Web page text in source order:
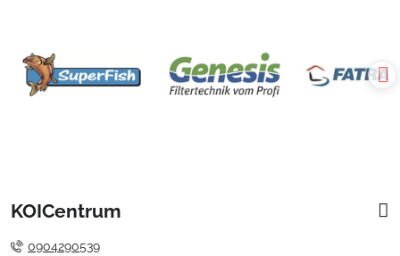
KOICentrum
0904290539